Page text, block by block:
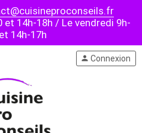
et 14h-18h / Le vendredi 9h-
14h-17h
person Connexion